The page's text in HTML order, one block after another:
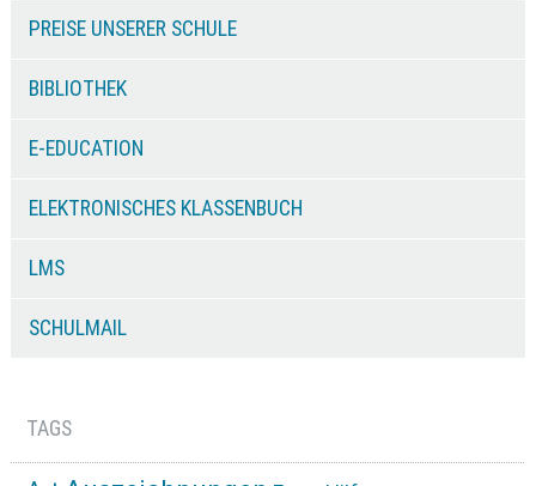
PREISE UNSERER SCHULE
BIBLIOTHEK
E-EDUCATION
ELEKTRONISCHES KLASSENBUCH
LMS
SCHULMAIL
TAGS